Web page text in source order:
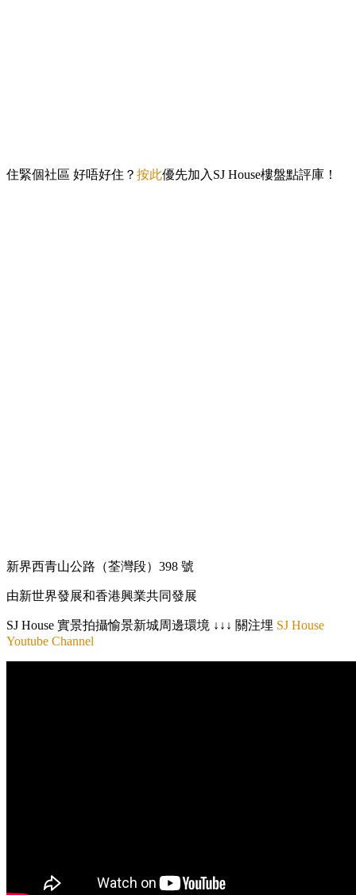
住緊個社區 好唔好住？ 按此優先加入SJ House樓盤點評庫！
新界西青山公路（荃灣段）398 號
由新世界發展和香港興業共同發展
SJ House 實景拍攝愉景新城周邊環境 ↓↓↓ 關注埋 SJ House
Youtube Channel